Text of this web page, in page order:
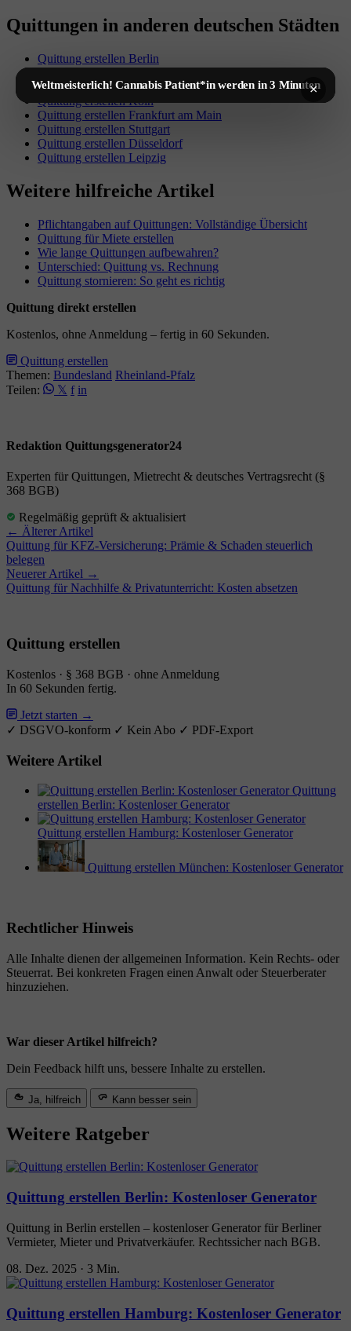
Quittungen in anderen deutschen Städten
Quittung erstellen Berlin
Quittung erstellen München
Quittung erstellen Köln
Quittung erstellen Frankfurt am Main
Quittung erstellen Stuttgart
Quittung erstellen Düsseldorf
Quittung erstellen Leipzig
Weitere hilfreiche Artikel
Pflichtangaben auf Quittungen: Vollständige Übersicht
Quittung für Miete erstellen
Wie lange Quittungen aufbewahren?
Unterschied: Quittung vs. Rechnung
Quittung stornieren: So geht es richtig
Quittung direkt erstellen
Kostenlos, ohne Anmeldung – fertig in 60 Sekunden.
Quittung erstellen
Themen: Bundesland Rheinland-Pfalz
Teilen:
𝕏 f in
Redaktion Quittungsgenerator24
Experten für Quittungen, Mietrecht & deutsches Vertragsrecht (§
368 BGB)
Regelmäßig geprüft & aktualisiert
← Älterer Artikel
Quittung für KFZ-Versicherung: Prämie & Schaden steuerlich
belegen
Neuerer Artikel →
Quittung für Nachhilfe & Privatunterricht: Kosten absetzen
Quittung erstellen
Kostenlos · § 368 BGB · ohne Anmeldung
In 60 Sekunden fertig.
Jetzt starten →
✓ DSGVO-konform ✓ Kein Abo ✓ PDF-Export
Weitere Artikel
Quittung
erstellen Berlin: Kostenloser Generator
Quittung erstellen Hamburg: Kostenloser Generator
Quittung erstellen München: Kostenloser Generator
Rechtlicher Hinweis
Alle Inhalte dienen der allgemeinen Information. Kein Rechts- oder
Steuerrat. Bei konkreten Fragen einen Anwalt oder Steuerberater
hinzuziehen.
War dieser Artikel hilfreich?
Dein Feedback hilft uns, bessere Inhalte zu erstellen.
Ja, hilfreich Kann besser sein
Weitere Ratgeber
Quittung erstellen Berlin: Kostenloser Generator
Quittung in Berlin erstellen – kostenloser Generator für Berliner
Vermieter, Mieter und Privatverkäufer. Rechtssicher nach BGB.
08. Dez. 2025 · 3 Min.
Quittung erstellen Hamburg: Kostenloser Generator
Weltmeisterlich! Cannabis Patient*in werden in 3 Minuten
×